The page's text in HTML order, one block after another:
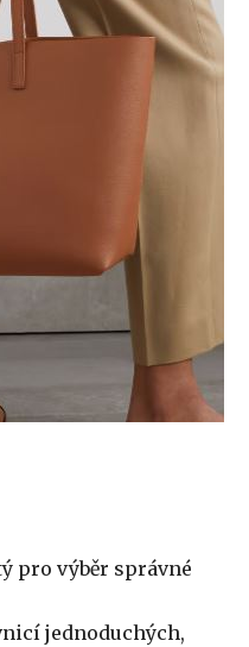
pro výběr správné
jednoduchých,